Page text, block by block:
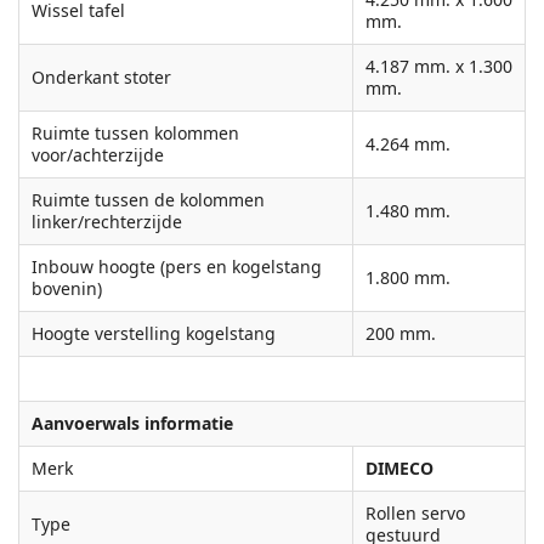
Wissel tafel
mm.
Onderkant stoter
4.187 mm. x 1.300
mm.
Ruimte tussen kolommen
voor/achterzijde
4.264 mm.
Ruimte tussen de kolommen
linker/rechterzijde
1.480 mm.
Inbouw hoogte (pers en kogelstang
bovenin)
1.800 mm.
Hoogte verstelling kogelstang 200 mm.
Aanvoerwals informatie
Merk
DIMECO
Type
Rollen servo
gestuurd